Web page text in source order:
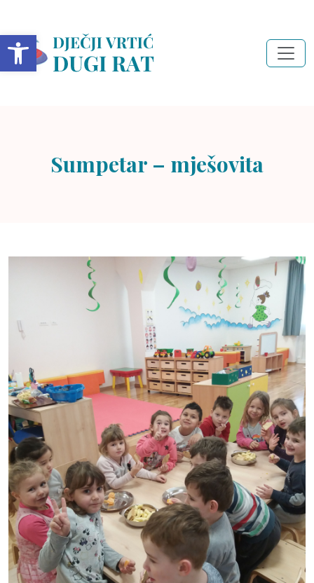
Open toolbar
Sumpetar – mješovita